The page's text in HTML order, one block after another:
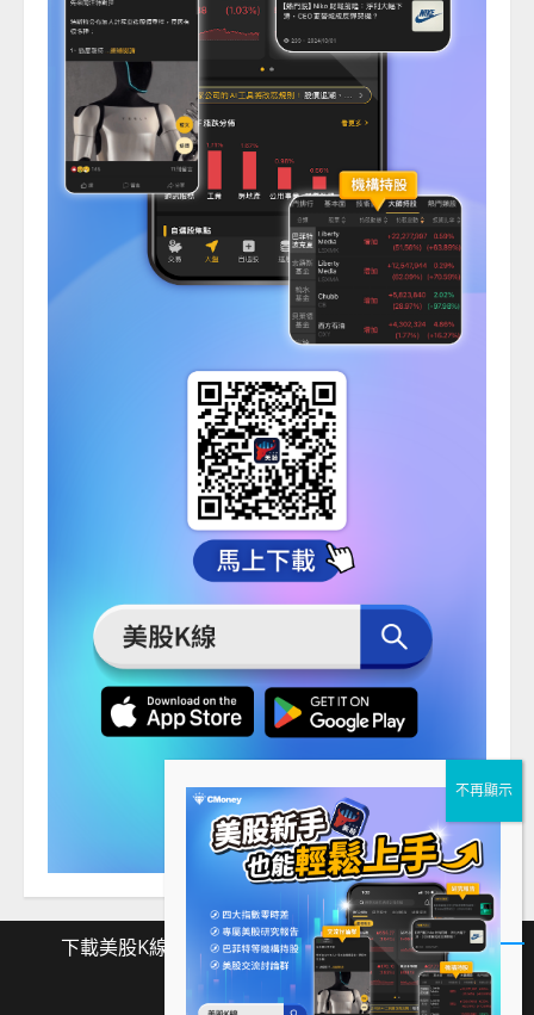
下載美股K線 Facebook Instagram Twitter
Facebook
Instagram
Twitter